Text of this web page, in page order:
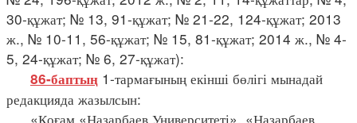
30-құжат; № 13, 91-құжат; № 21-22, 124-құжат; 2013
ж., № 10-11, 56-құжат; № 15, 81-құжат; 2014 ж., № 4-
5, 24-құжат; № 6, 27-құжат):
86-баптың 1-тармағының екінші бөлігі мынадай
редакцияда жазылсын:
«Қоғам «Назарбаев Университеті», «Назарбаев